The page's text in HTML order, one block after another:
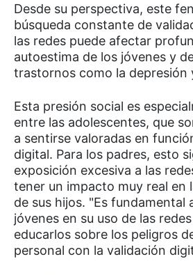
Desde su perspectiva, este
búsqueda constante de
las redes puede afectar
autoestima de los jóvenes y
trastornos como la depresión
Esta presión social es
entre las adolescentes, que
a sentirse valoradas en
digital. Para los padres, esto
exposición excesiva a las
tener un impacto muy real en
de sus hijos. "Es fundamental
jóvenes en su uso de las
educarlos sobre los peligros
personal con la validación